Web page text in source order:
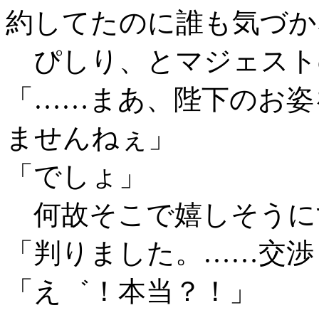
約してたのに誰も気づ
ぴしり、とマジェス
「……まあ、陛下のお
ませんねぇ」
「でしょ」
何故そこで嬉しそう
「判りました。……交
「え゛！本当？！」